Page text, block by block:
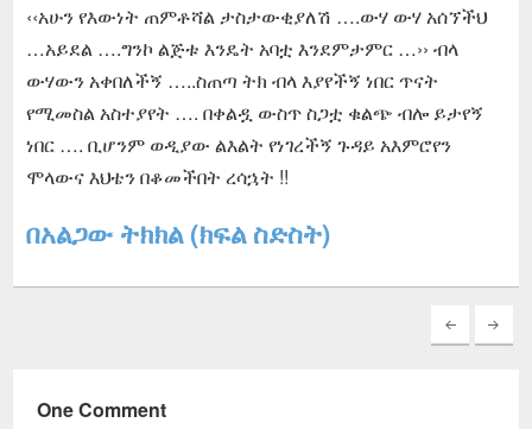
‹‹አሁን የእውነት ጠምቶሻል ታስታውቂያለሽ ….ውሃ ውሃ አሰኘችህ
…አይደል ….ግንኮ ልጅቱ እንዴት አባቷ እንደምታምር …›› ብላ
ውሃውን አቀበለችኝ …..ስጠጣ ትክ ብላ እያየችኝ ነበር ጥናት
የሚመስል አስተያየት …. በቀልዷ ውስጥ ስጋቷ ቁልጭ ብሎ ይታየኝ
ነበር …. ቢሆንም ወዲያው ልእልት የነገረችኝ ጉዳይ አእምሮየን
ሞላውና እህቴን በቆመችበት ረሳኋት !!
በአልጋው ትክክል (ክፍል ስድስት)
One Comment